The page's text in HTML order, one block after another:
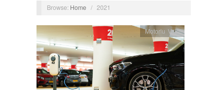
Browse: Home / 2021
Motorlu Vale